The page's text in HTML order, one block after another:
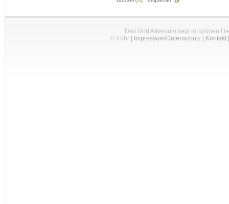
Das Dorf Alkersum liegt im grünen
© Föhr| Impressum/Datenschutz| Kontakt